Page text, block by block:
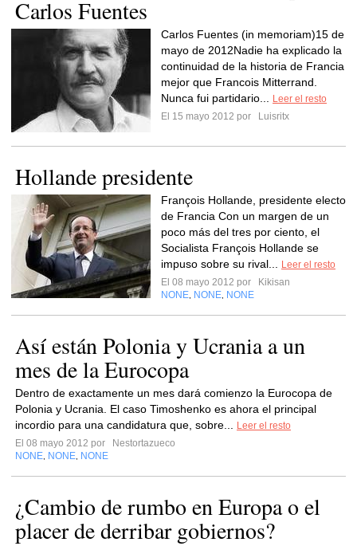
Carlos Fuentes
Carlos Fuentes (in memoriam)15 de
mayo de 2012Nadie ha explicado la
continuidad de la historia de Francia
mejor que Francois Mitterrand.
Nunca fui partidario...
Leer el resto
El 15 mayo 2012 por
Luisritx
Hollande presidente
François Hollande, presidente electo
de Francia Con un margen de un
poco más del tres por ciento, el
Socialista François Hollande se
impuso sobre su rival...
Leer el resto
El 08 mayo 2012 por
Kikisan
NONE NONE NONE
Así están Polonia y Ucrania a un
mes de la Eurocopa
Dentro de exactamente un mes dará comienzo la Eurocopa de
Polonia y Ucrania. El caso Timoshenko es ahora el principal
incordio para una candidatura que, sobre...
Leer el resto
El 08 mayo 2012 por
Nestortazueco
NONE NONE NONE
¿Cambio de rumbo en Europa o el
placer de derribar gobiernos?